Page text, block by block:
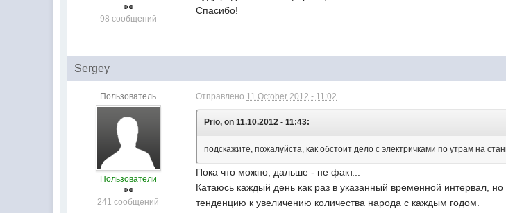
98 сообщений
Спасибо!
Sergey
Пользователь
Пользователи
241 сообщений
Отправлено 11 October 2012 - 11:02
Prio, on 11.10.2012 - 11:43:
подскажите, пожалуйста, как обстоит дело с электричками по утрам на
Пока что можно, дальше - не факт...
Катаюсь каждый день как раз в указанный временной интервал,
тенденцию к увеличению количества народа с каждым годом.